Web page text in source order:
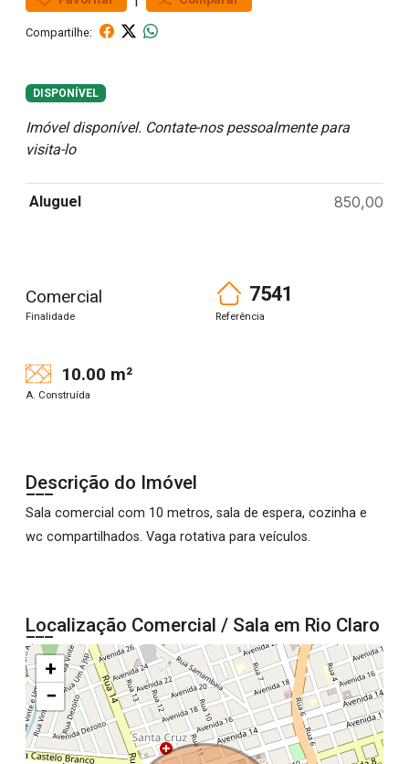
Compartilhe:
DISPONÍVEL
Imóvel disponível. Contate-nos pessoalmente para
visita-lo
Aluguel 850,00
Comercial
Finalidade
7541
Referência
10.00 m²
A. Construída
Descrição do Imóvel
Sala comercial com 10 metros, sala de espera, cozinha e
wc compartilhados. Vaga rotativa para veículos.
Localização Comercial / Sala em Rio Claro
+
−